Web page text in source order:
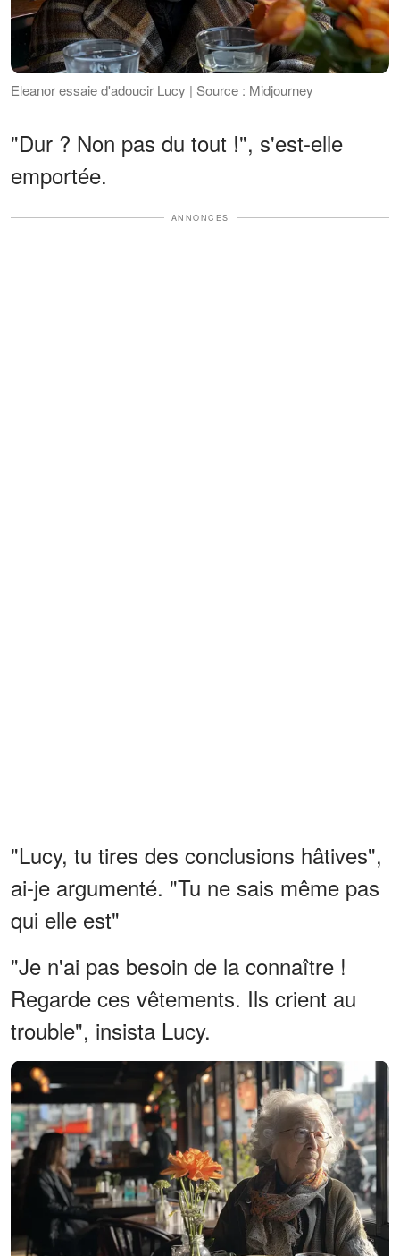
Eleanor essaie d'adoucir Lucy | Source : Midjourney
"Dur ? Non pas du tout !", s'est-elle
emportée.
ANNONCES
"Lucy, tu tires des conclusions hâtives",
ai-je argumenté. "Tu ne sais même pas
qui elle est"
"Je n'ai pas besoin de la connaître !
Regarde ces vêtements. Ils crient au
trouble", insista Lucy.